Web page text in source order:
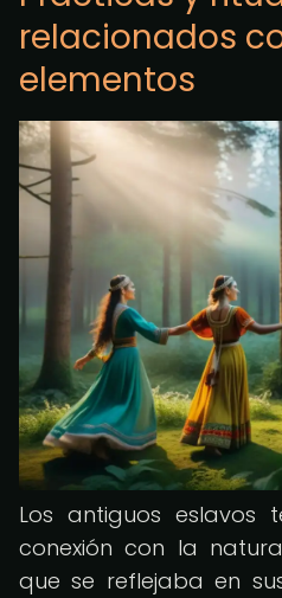
relacionados
elementos
Los antiguos eslavos
conexión con la
que se reflejaba en